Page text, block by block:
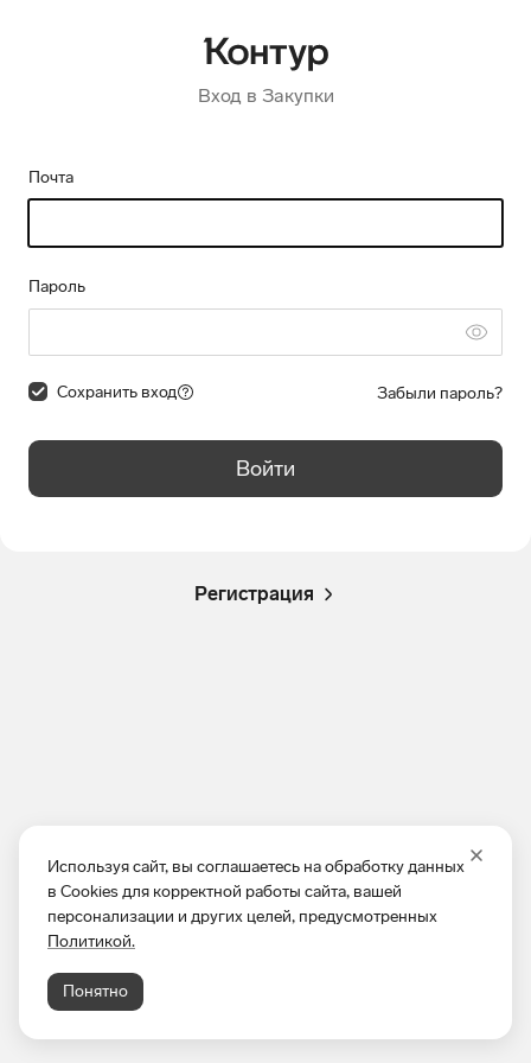
Используя сайт, вы соглашаетесь на обработку данных
в Cookies для корректной работы сайта, вашей
персонализации и других целей, предусмотренных
Политикой.
Понятно
Вход в Закупки
Почта
Пароль
Сохранить вход Забыли пароль?
Войти
Регистрация